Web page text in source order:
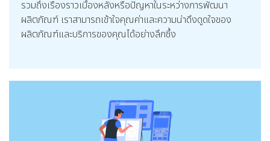
รวมถึงเรื่องราวเบื้องหลังหรือปัญหาในระหว่างการพัฒนา
ผลิตภัณฑ์ เราสามารถเข้าใจคุณค่าและความน่าดึงดูดใจของ
ผลิตภัณฑ์และบริการของคุณได้อย่างลึกซึ้ง